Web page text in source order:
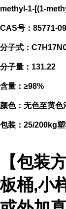
methyl-1-[(1-
CAS号：85771-
分子式：
分子量：131.22
含量：≥98%
颜色：无色至黄色
包装：25/200kg
【包装
板桶,小